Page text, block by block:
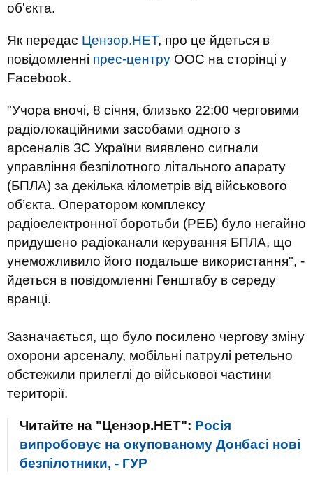
об'єкта.
Як передає Цензор.НЕТ, про це йдеться в
повідомленні прес-центру ООС на сторінці у
Facebook.
"Учора вночі, 8 січня, близько 22:00 черговими
радіолокаційними засобами одного з
арсеналів ЗС України виявлено сигнали
управління безпілотного літального апарату
(БПЛА) за декілька кілометрів від військового
об’єкта. Оператором комплексу
радіоелектронної боротьби (РЕБ) було негайно
придушено радіоканали керування БПЛА, що
унеможливило його подальше використання", -
йдеться в повідомленні Генштабу в середу
вранці.
Зазначається, що було посилено чергову зміну
охорони арсеналу, мобільні патрулі ретельно
обстежили прилеглі до військової частини
території.
Читайте на "Цензор.НЕТ": Росія
випробовує на окупованому Донбасі нові
безпілотники, - ГУР